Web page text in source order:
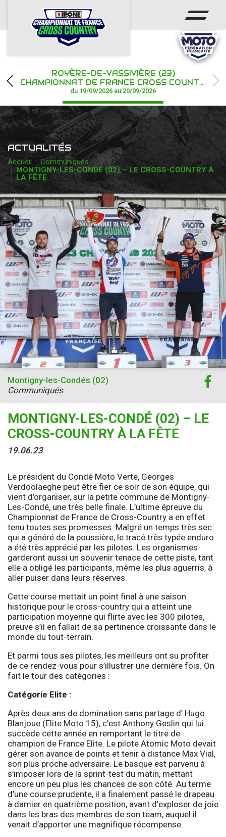
ACCUEIL
ACTUS
CHAMPIONNAT
RÉSULTATS
PHOTOS / WEB TV
PARTENAIRES
ROYÈRE-DE-VASSIVIÈRE (23)
CHAMPIONNAT DE FRANCE CROSS COUNTRY IPONE
du 19/09/2026 au 20/09/2026
ACTUALITÉS
Accueil
Communiqués
MONTIGNY-LES-CONDÉ (02) – LE CROSS-COUNTRY À
LA FÊTE
MONTIGNY-LES-CONDÉ (02) – LE
CROSS-COUNTRY À LA FÊTE
19.06.23
Montigny-les-Condés (02)
Communiqués
Le président du Condé Moto Verte, Georges
Verdoolaeghe peut être fier ce soir de son équipe, qui
vient d’organiser, sur la petite commune de Montigny-
Les-Condé, une très belle finale. L’ultime épreuve du
Championnat de France de Cross-Country a en effet
tenu toutes ses promesses. Malgré un temps très sec
qui a généré de la poussière, le tracé très typée enduro
a été très apprécié par les pilotes. Les organismes
garderont aussi un souvenir tenace de cette piste, tant
elle a obligé les participants, même les plus aguerris, à
aller puiser dans leurs réserves.
Cette course mettait un point final à une saison
historique pour le cross-country qui a atteint une
participation moyenne qui flirte avec les 300 pilotes,
preuve s’il en fallait de sa pertinence croissante dans le
monde du tout-terrain.
Et parmi tous ses pilotes, les meilleurs ont su profiter
de ce rendez-vous pour s’illustrer une dernière fois. On
fait le tour des catégories :
Catégorie Elite :
Après deux ans de domination sans partage d’ Hugo
Blanjoue (Elite Moto 15), c’est Anthony Geslin qui lui
succède cette année en remportant le titre de
champion de France Elite. Le pilote Atomic Moto devait
gérer son avance de points et tenir à distance Max Vial,
son plus proche adversaire. Le basque est parvenu à
s’imposer lors de la sprint-test du matin, mettant
encore un peu plus les chances de son côté. Au terme
d’une course prudente, il a finalement passé le drapeau
à damier en quatrième position, avant d’exploser de joie
dans les bras des membres de son team, auquel il
venait d’apporter une magnifique récompense.